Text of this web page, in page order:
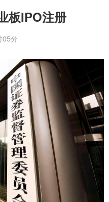
板IPO注册
05分